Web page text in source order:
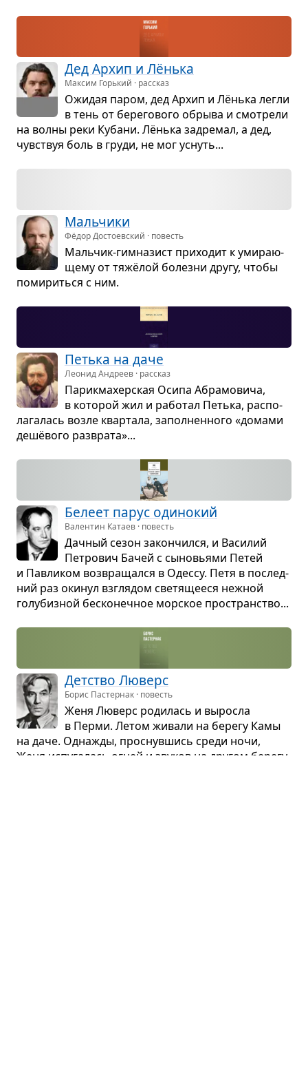
Дед Архип и Лёнька
Максим Горький · рассказ
Ожи­дая паром, дед Архип и Лёнька легли
в тень от бере­го­вого обрыва и смот­рели
на волны реки Кубани. Лёнька задре­мал, а дед,
чув­ствуя боль в груди, не мог уснуть...
Маль­чики
Фёдор Достоевский · повесть
Маль­чик-гим­на­зист при­хо­дит к уми­ра­ю­
щему от тяжёлой болезни другу, чтобы
поми­риться с ним.
Петька на даче
Леонид Андреев · рассказ
Парик­ма­хер­ская Осипа Абра­мо­вича,
в кото­рой жил и рабо­тал Петька, рас­по­
ла­га­лась возле квар­тала, запол­нен­ного «домами
дешёвого раз­врата»...
Белеет парус оди­но­кий
Валентин Катаев · повесть
Дач­ный сезон закон­чился, и Васи­лий
Пет­ро­вич Бачей с сыно­вьями Петей
и Пав­ли­ком воз­вра­щался в Одессу. Петя в послед­
ний раз оки­нул взгля­дом све­тя­ще­еся неж­ной
голу­биз­ной бес­ко­неч­ное мор­ское про­стран­ство...
Дет­ство Люверс
Борис Пастернак · повесть
Женя Люверс роди­лась и выросла
в Перми. Летом живали на берегу Камы
на даче. Одна­жды, про­снув­шись среди ночи,
Женя испу­га­лась огней и зву­ков на дру­гом берегу